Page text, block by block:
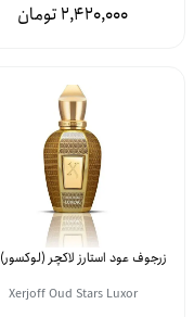
2,420,000
زرجوف عود استارز لاکچر (لوکسور)
Xerjoff Oud Stars Luxor